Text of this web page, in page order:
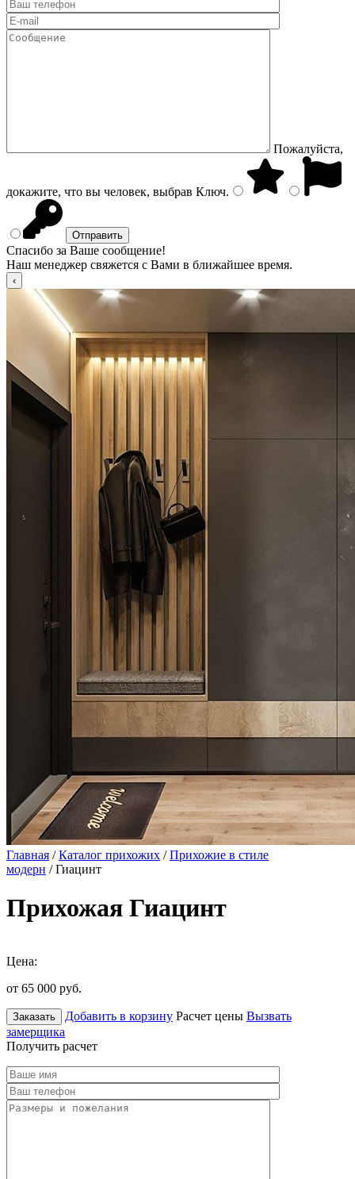
Пожалуйста,
докажите, что вы человек, выбрав Ключ.
Спасибо за Ваше сообщение!
Наш менеджер свяжется с Вами в ближайшее время.
Главная /Каталог прихожих /Прихожие в стиле
модерн / Гиацинт
Прихожая Гиацинт
Цена:
от 65 000 руб.
Заказать Добавить в корзину Расчет цены Вызвать
замерщика
Получить расчет